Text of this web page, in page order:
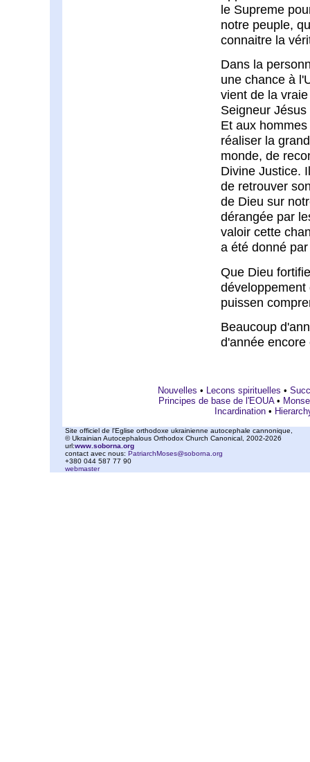
le Supreme
notre peuple,
connaitre la
Dans la
une chance à
vient de la
Seigneur
Et aux
réaliser la
monde, de
Divine Justice.
de retrouver
de Dieu sur
dérangée par
valoir cette
a été donné
Que Dieu
puissen
Beaucoup
d'année
Nouvelles • Lecons spirituelles •
Principes de base de l'EOUA•
Incardination •
Site officiel de l'Eglise orthodoxe ukrainienne autocephale cannonique,
© Ukrainian Autocephalous Orthodox Church Canonical, 2002-2026
url:www.soborna.org
contact avec nous: PatriarchMoses@soborna.org
+380 044 587 77 90
webmaster